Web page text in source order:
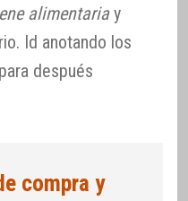
alimentariay
Id anotando los
después
compra y